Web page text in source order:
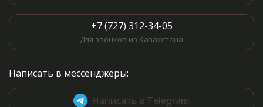
+7 (727) 312-34-05
Для звонков из Казахстана
Написать в мессенджеры:
Написать в Telegram